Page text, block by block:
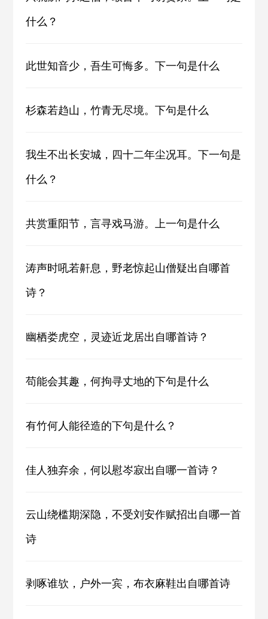
什么？
此世知音少，吾生可悔多。下一句是什么
杉森若趋山，竹青无尽境。下句是什么
我生不出长安城，四十二年尘况耳。下一句是
什么？
共赏重阳节，言寻戏马游。上一句是什么
涛声时吼若鼾息，野老惊起山僧疑出自哪首
诗？
幽栖娄虎空，灵迹近龙居出自哪首诗？
苟能会其趣，何拘寻丈地的下句是什么
有竹何人能径造的下句是什么？
佳人独弃余，何以慰岑寂出自哪一首诗？
云山绕槛期深隐，不受刘安作赋招出自哪一首
诗
剥啄谁欤，户外一宾，布衣麻鞋出自哪首诗